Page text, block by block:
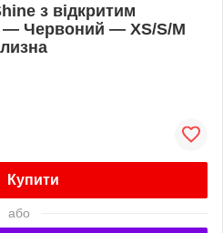
з відкритим
— Червоний — XS/S/M
Купити
або